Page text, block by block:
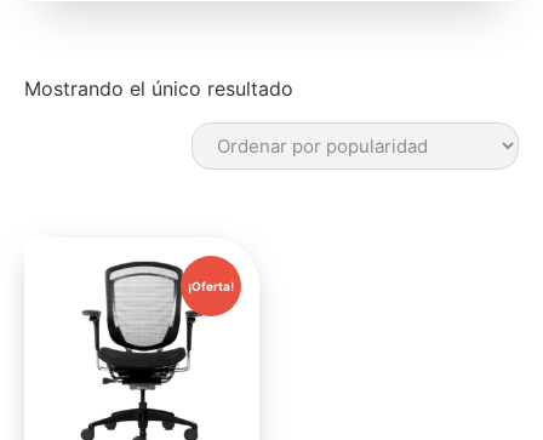
Mostrando el único resultado
¡Oferta!